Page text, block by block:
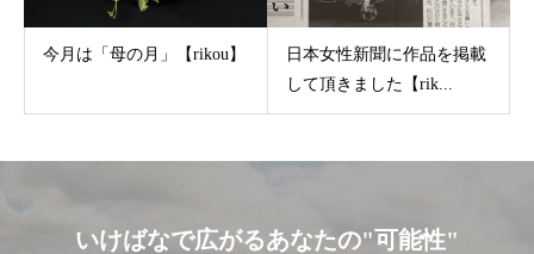
今月は「母の月」【rikou】
日本女性新聞に作品を掲載
して頂きました【rik...
いけばなで広がるあなたの"可能性"